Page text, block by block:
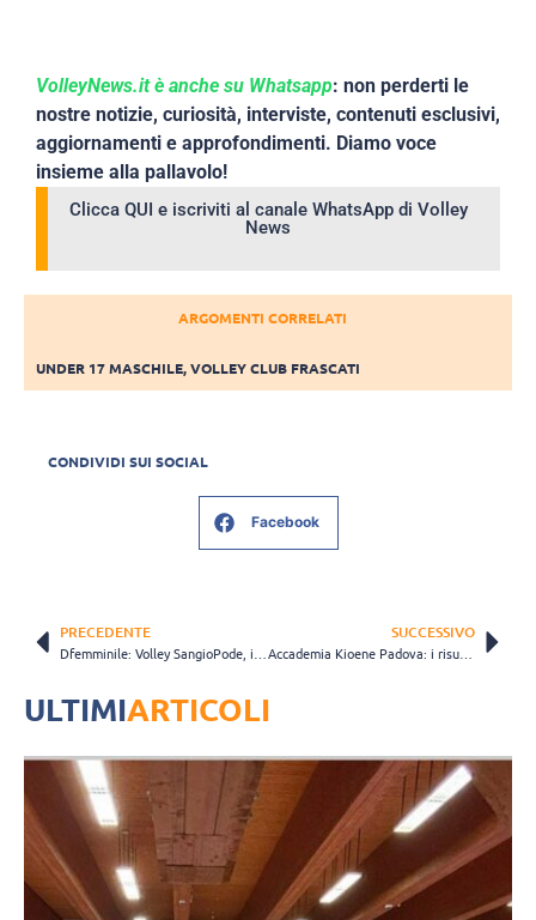
VolleyNews.it è anche su Whatsapp: non perderti le
nostre notizie, curiosità, interviste, contenuti esclusivi,
aggiornamenti e approfondimenti. Diamo voce
insieme alla pallavolo!
Clicca QUI e iscriviti al canale WhatsApp di Volley
News
ARGOMENTI CORRELATI
UNDER 17 MASCHILE,VOLLEY CLUB FRASCATI
CONDIVIDI SUI SOCIAL
Facebook
PRECEDENTE SUCCESSIVO
Accademia Kioene Padova: i risultati delle finali nazionali di categoria
ULTIMIARTICOLI